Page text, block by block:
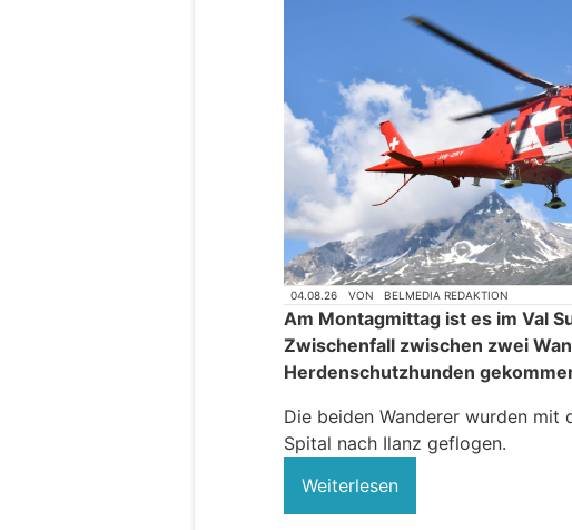
04.08.26 VON BELMEDIA REDAKTION
Am Montagmittag ist es im Val
Zwischenfall zwischen zwei
Herdenschutzhunden
Die beiden Wanderer wurden mit
Spital nach Ilanz geflogen.
Weiterlesen